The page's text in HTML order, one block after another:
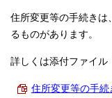
住所変更等の手続きは
るものがあります。
詳しくは添付ファイル
住所変更等の手続